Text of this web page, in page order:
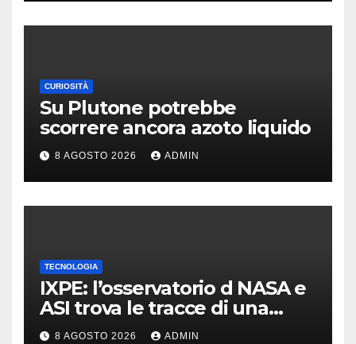
CURIOSITÀ
Su Plutone potrebbe
scorrere ancora azoto liquido
8 AGOSTO 2026 ADMIN
TECNOLOGIA
IXPE: l’osservatorio d NASA e
ASI trova le tracce di una
teoria formulata 90 anni fa
8 AGOSTO 2026 ADMIN